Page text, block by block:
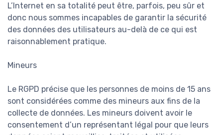
L’Internet en sa totalité peut être, parfois, peu sûr et
donc nous sommes incapables de garantir la sécurité
des données des utilisateurs au-delà de ce qui est
raisonnablement pratique.
Mineurs
Le RGPD précise que les personnes de moins de 15 ans
sont considérées comme des mineurs aux fins de la
collecte de données. Les mineurs doivent avoir le
consentement d’un représentant légal pour que leurs